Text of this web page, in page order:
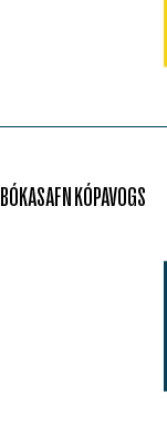
BÓKASAFN KÓPAVOGS